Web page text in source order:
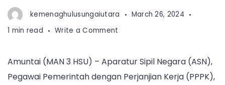
kemenaghulusungaiutara
March 26, 2024
1 min read
Write a Comment
dan
Guru
Amuntai (MAN 3 HSU) – Aparatur Sipil Negara (ASN),
Pegawai Pemerintah dengan Perjanjian Kerja (PPPK),